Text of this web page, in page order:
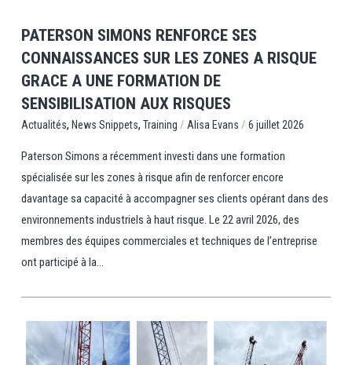
PATERSON SIMONS RENFORCE SES
CONNAISSANCES SUR LES ZONES A RISQUE
GRACE A UNE FORMATION DE
SENSIBILISATION AUX RISQUES
Actualités, News Snippets, Training / Alisa Evans / 6 juillet 2026
Paterson Simons a récemment investi dans une formation
spécialisée sur les zones à risque afin de renforcer encore
davantage sa capacité à accompagner ses clients opérant dans des
environnements industriels à haut risque. Le 22 avril 2026, des
membres des équipes commerciales et techniques de l’entreprise
ont participé à la...